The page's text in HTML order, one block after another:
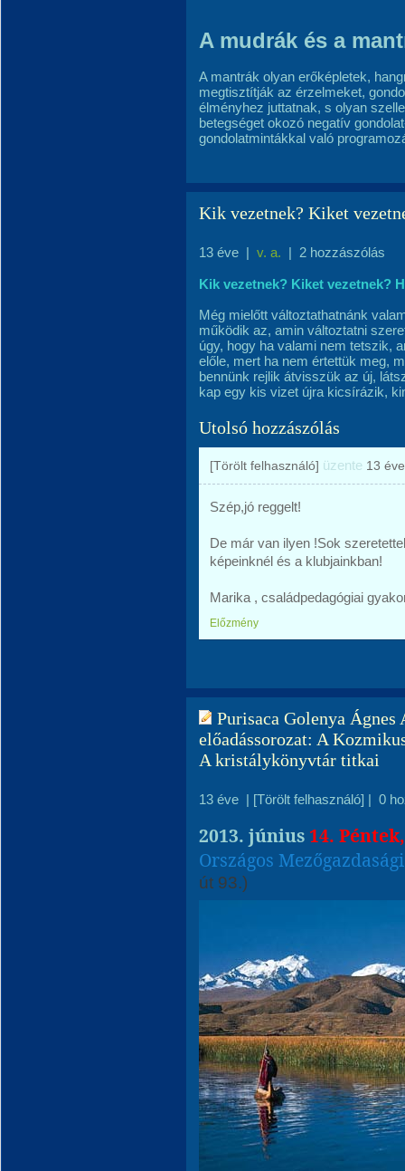
A mudrák és a
A mantrák olyan erőképletek,
megtisztítják az érzelmeket,
élményhez juttatnak, s olyan
betegséget okozó negatív
gondolatmintákkal való
Kik vezetnek? Kiket
13 éve | v. a. | 2 hozzászólás
Kik vezetnek? Kiket vezetnek?
Még mielőtt változtathatnánk
működik az, amin változtatni
úgy, hogy ha valami nem tetszik,
előle, mert ha nem értettük meg,
bennünk rejlik átvisszük az új,
kap egy kis vizet újra kicsírázik,
Utolsó hozzászólás
[Törölt felhasználó] üzente 13 éve
Szép,jó reggelt!
De már van ilyen !Sok
képeinknél és a klubjainkban!
Marika , családpedagógiai
Előzmény
Purisaca Golenya
előadássorozat: A
A kristálykönyvtár titkai
13 éve | [Törölt felhasználó] | 0
2013. június 14.
Országos
út 93.)